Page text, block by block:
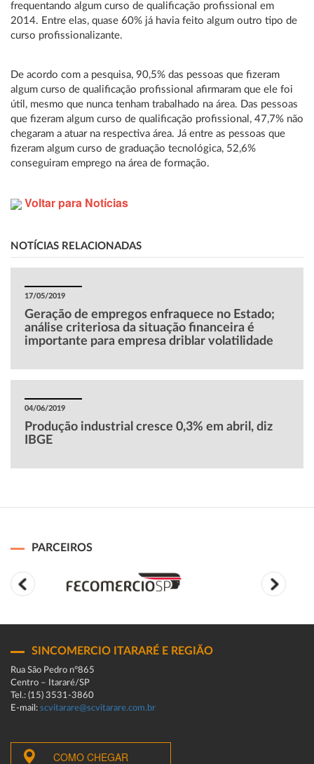
frequentando algum curso de qualificação profissional em
2014. Entre elas, quase 60% já havia feito algum outro tipo de
curso profissionalizante.
De acordo com a pesquisa, 90,5% das pessoas que fizeram
algum curso de qualificação profissional afirmaram que ele foi
útil, mesmo que nunca tenham trabalhado na área. Das pessoas
que fizeram algum curso de qualificação profissional, 47,7% não
chegaram a atuar na respectiva área. Já entre as pessoas que
fizeram algum curso de graduação tecnológica, 52,6%
conseguiram emprego na área de formação.
Voltar para Notícias
NOTÍCIAS RELACIONADAS
17/05/2019
Geração de empregos enfraquece no Estado;
análise criteriosa da situação financeira é
importante para empresa driblar volatilidade
04/06/2019
Produção industrial cresce 0,3% em abril, diz
IBGE
PARCEIROS
SINCOMERCIO ITARARÉ E REGIÃO
Rua São Pedro n°865
Centro – Itararé/SP
Tel.: (15) 3531-3860
E-mail: scvitarare@scvitarare.com.br
COMO CHEGAR